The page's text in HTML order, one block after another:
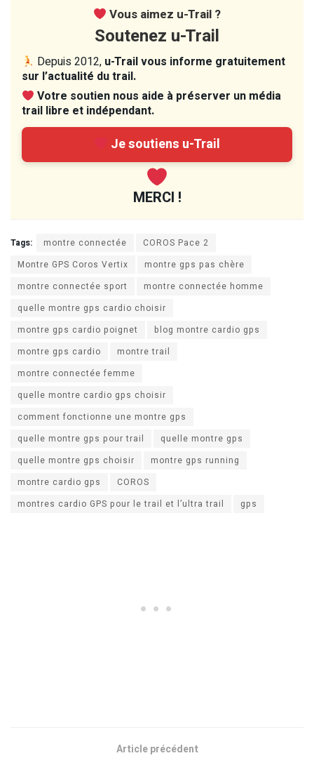
Vous aimez u-Trail ?
Soutenez u-Trail
Depuis 2012, u-Trail vous informe gratuitement
sur l’actualité du trail.
Votre soutien nous aide à préserver un média
trail libre et indépendant.
Je soutiens u-Trail
MERCI !
Tags: montre connectée
COROS Pace 2
Montre GPS Coros Vertix
montre gps pas chère
montre connectée sport
montre connectée homme
quelle montre gps cardio choisir
montre gps cardio poignet
blog montre cardio gps
montre gps cardio
montre trail
montre connectée femme
quelle montre cardio gps choisir
comment fonctionne une montre gps
quelle montre gps pour trail
quelle montre gps
quelle montre gps choisir
montre gps running
montre cardio gps
COROS
montres cardio GPS pour le trail et l’ultra trail
gps
Article précédent